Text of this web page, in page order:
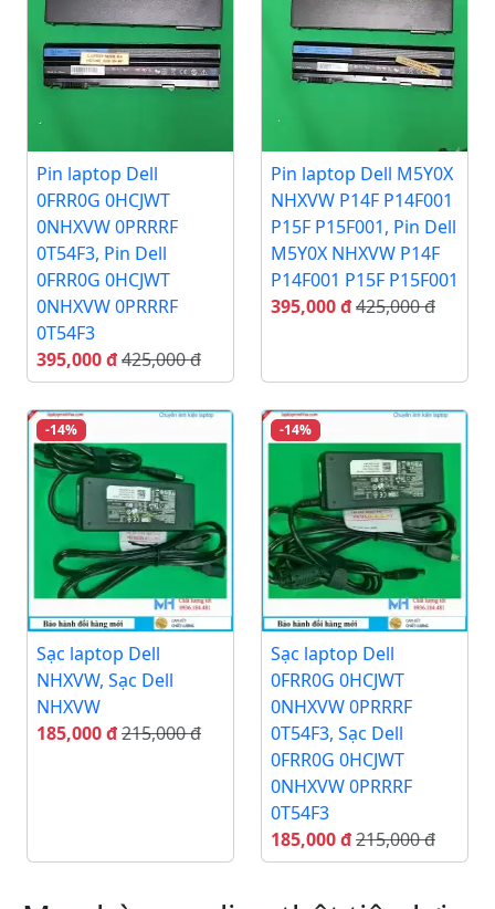
Pin laptop Dell
0FRR0G 0HCJWT
0NHXVW 0PRRRF
0T54F3, Pin Dell
0FRR0G 0HCJWT
0NHXVW 0PRRRF
0T54F3
395,000 đ425,000 đ
Pin laptop Dell M5Y0X
NHXVW P14F P14F001
P15F P15F001, Pin Dell
M5Y0X NHXVW P14F
P14F001 P15F P15F001
395,000 đ425,000 đ
-14%
Sạc laptop Dell
NHXVW, Sạc Dell
NHXVW
185,000 đ215,000 đ
-14%
Sạc laptop Dell
0FRR0G 0HCJWT
0NHXVW 0PRRRF
0T54F3, Sạc Dell
0FRR0G 0HCJWT
0NHXVW 0PRRRF
0T54F3
185,000 đ215,000 đ